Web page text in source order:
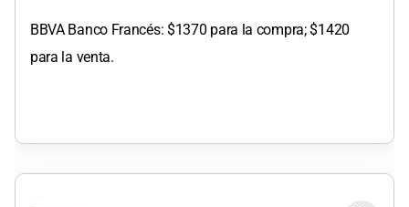
BBVA Banco Francés: $1370 para la compra; $1420
para la venta.